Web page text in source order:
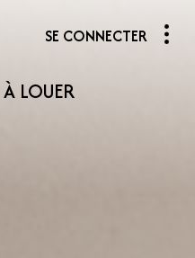
SE CONNECTER
À LOUER